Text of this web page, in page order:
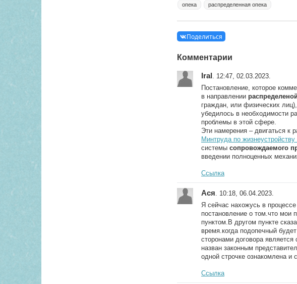
опека распределенная опека
Поделиться
Комментарии
Iral . 12:47, 02.03.2023.
Постановление, которое
в направлении
граждан, или физических
убедилось в необходимости
проблемы в этой сфере.
Эти намерения – двигаться к
Минтруда по
системы сопровождаемого
введении полноценных
Ссылка
Ася . 10:18, 06.04.2023.
Я сейчас нахожусь в
постановление о том.что мои
пунктом.В другом пункте
время.когда подопечный
сторонами договора
назван законным
одной строчке ознакомлена
Ссылка